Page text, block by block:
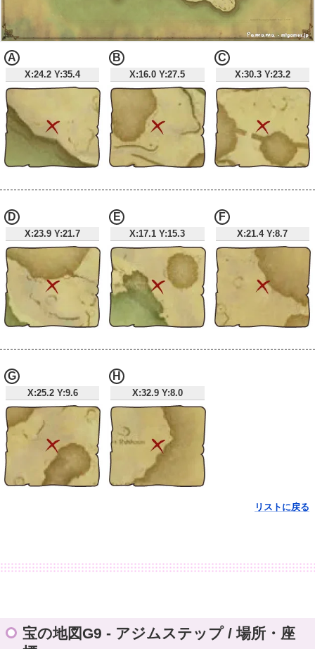
X:24.2 Y:35.4
A
X:16.0 Y:27.5
B
X:30.3 Y:23.2
C
X:23.9 Y:21.7
D
X:17.1 Y:15.3
E
X:21.4 Y:8.7
F
X:25.2 Y:9.6
G
X:32.9 Y:8.0
H
リストに戻る
宝の地図G9 - アジムステップ / 場所・座